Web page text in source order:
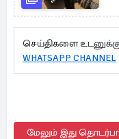
செய்திகளை
WHATSAPP CHANNEL
மேலும் இது